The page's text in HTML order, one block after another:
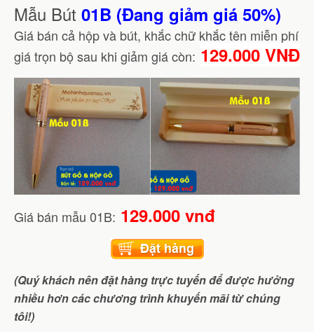
Mẫu Bút 01B (Đang giảm giá 50%)
Giá bán cả hộp và bút, khắc chữ khắc tên miễn phí
giá trọn bộ sau khi giảm giá còn: 129.000 VNĐ
Giá bán mẫu 01B: 129.000 vnđ
(Quý khách nên đặt hàng trực tuyến để được hưởng
nhiều hơn các chương trình khuyến mãi từ chúng
tôi!)